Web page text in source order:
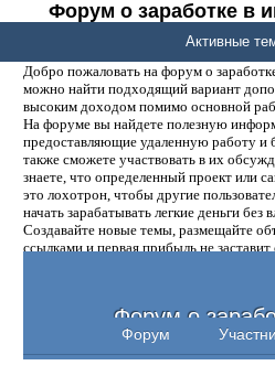
Форум о заработке в
Добро пожаловать на форум о
можно найти подходящий вариант
высоким доходом помимо основной
На форуме вы найдете полезную
предоставляющие удаленную работу и
также сможете участвовать в их
знаете, что определенный проект или
это лохотрон, чтобы другие
начать зарабатывать легкие деньги
Создавайте новые темы, размещайте
ссылками и первая прибыль не заставит
Форум о
Форум
Активные